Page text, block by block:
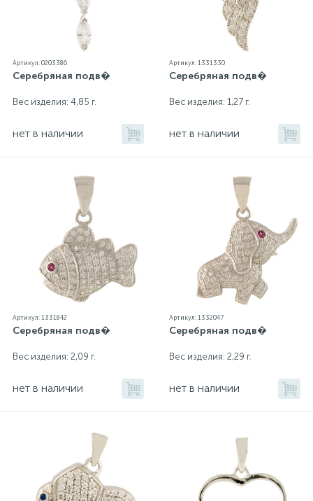
Артикул: 0203386
Серебряная подв�
Вес изделия: 4,85 г.
нет в наличии
Артикул: 1331330
Серебряная подв�
Вес изделия: 1,27 г.
нет в наличии
Артикул: 1331842
Серебряная подв�
Вес изделия: 2,09 г.
нет в наличии
Артикул: 1332047
Серебряная подв�
Вес изделия: 2,29 г.
нет в наличии